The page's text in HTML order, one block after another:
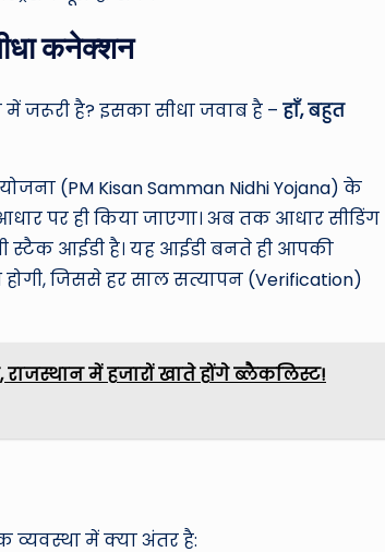
कनेक्शन
जरूरी है? इसका सीधा जवाब है – हाँ, बहुत
(PM Kisan Samman Nidhi Yojana) के
पर ही किया जाएगा। अब तक आधार सीडिंग
स्टैक आईडी है। यह आईडी बनते ही आपकी
जिससे हर साल सत्यापन (Verification)
राजस्थान में हजारों खाते होंगे ब्लैकलिस्ट!
व्यवस्था में क्या अंतर है: